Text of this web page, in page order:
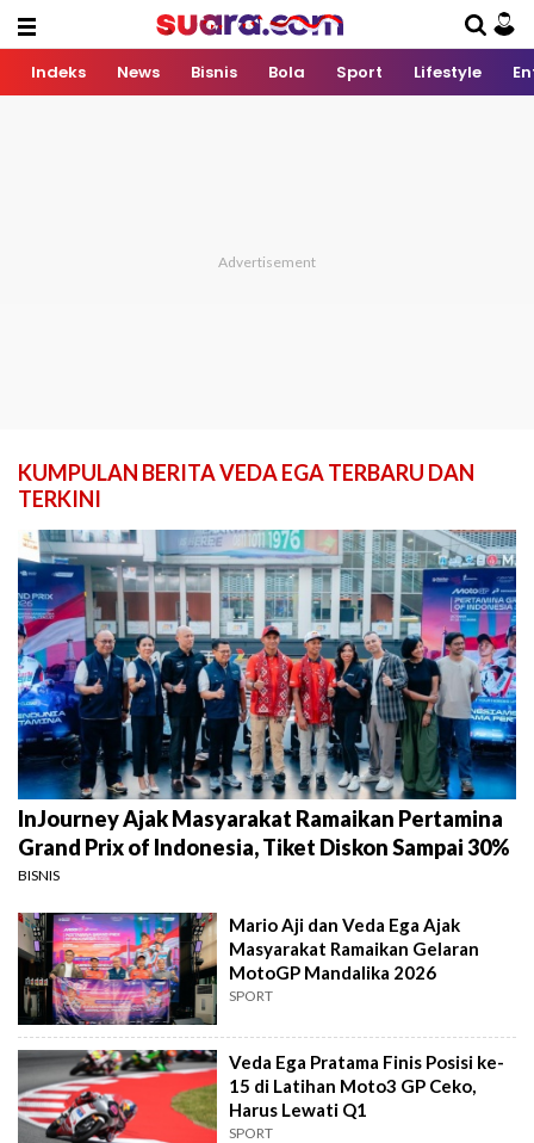
Indeks News Bisnis Bola Sport Lifestyle
KUMPULAN BERITA VEDA EGA TERBARU DAN
TERKINI
InJourney Ajak Masyarakat Ramaikan Pertamina
Grand Prix of Indonesia, Tiket Diskon Sampai 30%
BISNIS
Mario Aji dan Veda Ega Ajak
Masyarakat Ramaikan Gelaran
MotoGP Mandalika 2026
SPORT
Veda Ega Pratama Finis Posisi ke-
15 di Latihan Moto3 GP Ceko,
Harus Lewati Q1
SPORT